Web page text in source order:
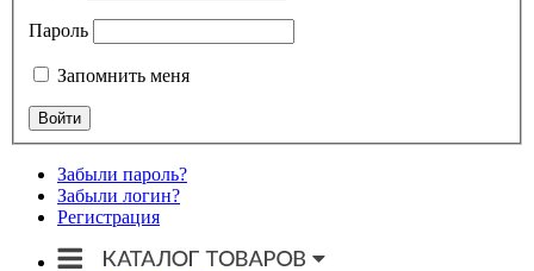
Пароль
Запомнить меня
Забыли пароль?
Забыли логин?
Регистрация